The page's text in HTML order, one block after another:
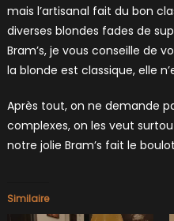
mais l’artisanal fait du bon
diverses blondes fades de
Bram’s, je vous conseille de
la blonde est classique, elle
Après tout, on ne demande
complexes, on les veut
notre jolie Bram’s fait le
Similaire